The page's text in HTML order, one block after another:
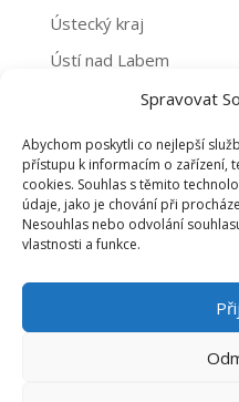
Spravovat
Abychom poskytli co nejlepší
přístupu k informacím o zařízení,
cookies. Souhlas s těmito
údaje, jako je chování při
Nesouhlas nebo odvolání
vlastnosti a funkce.
Ústecký kraj
Ústí nad Labem
Archivy
Archivy
PROHLÁŠENÍ O
ZÁSADY